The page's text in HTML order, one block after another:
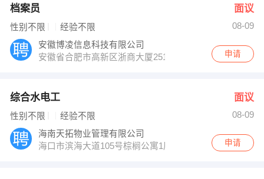
档案员 面议
性别不限 经验不限
08-09
安徽博凌信息科技有限公司
安徽省合肥市高新区浙商大厦2512室
申请
综合水电工 面议
性别不限 经验不限
08-09
海南天拓物业管理有限公司
海口市滨海大道105号棕榈公寓1层
申请